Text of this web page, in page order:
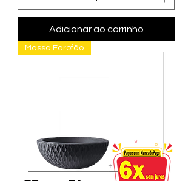
Adicionar ao carrinho
Massa Farofão